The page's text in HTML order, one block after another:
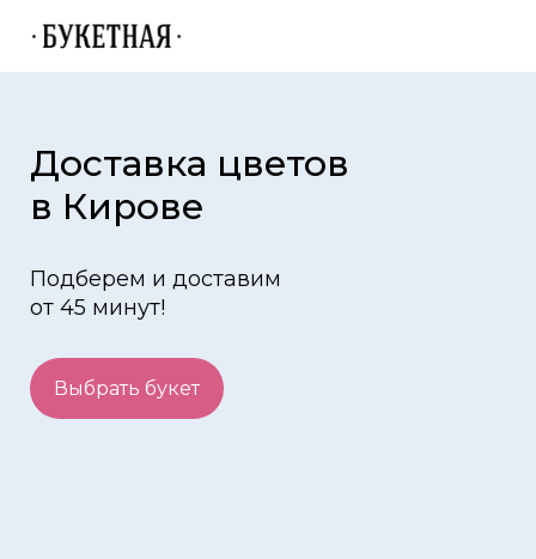
Подберем и доставим
от 45 минут!
Выбрать букет
Доставка цветов
в Кирове